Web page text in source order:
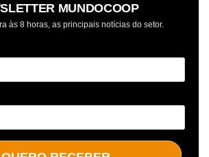
MUNDOCOOP
às 8 horas, as principais notícias do setor.